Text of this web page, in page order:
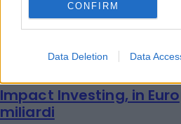
CONFIRM
Data Deletion Data
SETTORE IN CRESCITA
Impact Investing, in
miliardi